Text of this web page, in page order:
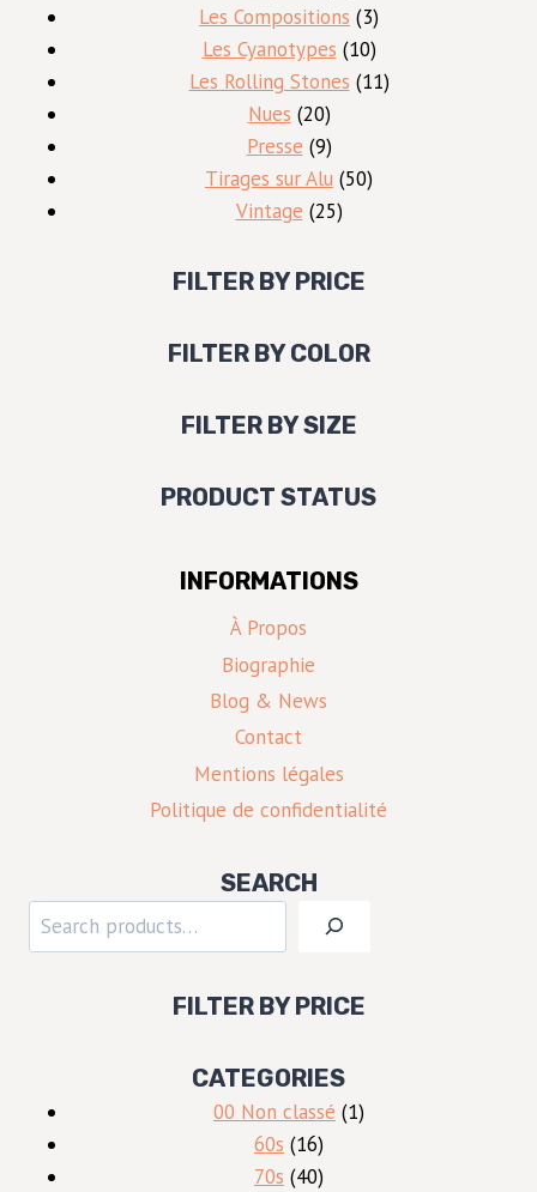
produits
Les Compositions 33
produits
Les Cyanotypes 1010
produits
Les Rolling Stones 1111
Nues 2020
produits
Presse 99
produits
Tirages sur Alu 5050
Vintage 2525
FILTER BY PRICE
FILTER BY COLOR
FILTER BY SIZE
PRODUCT STATUS
INFORMATIONS
À Propos
Biographie
Blog & News
Contact
Mentions légales
Politique de confidentialité
SEARCH
Rechercher
FILTER BY PRICE
CATEGORIES
00 Non classé 11
60s 1616
produits
70s 4040